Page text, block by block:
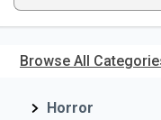
main
ISBN,
Title,
Browse All
Horror